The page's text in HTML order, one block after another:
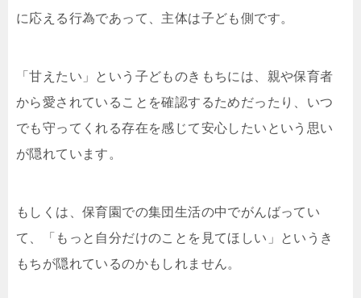
に応える行為であって、主体は子ども側です。
「甘えたい」という子どものきもちには、親や保育者
から愛されていることを確認するためだったり、いつ
でも守ってくれる存在を感じて安心したいという思い
が隠れています。
もしくは、保育園での集団生活の中でがんばってい
て、「もっと自分だけのことを見てほしい」というき
もちが隠れているのかもしれません。